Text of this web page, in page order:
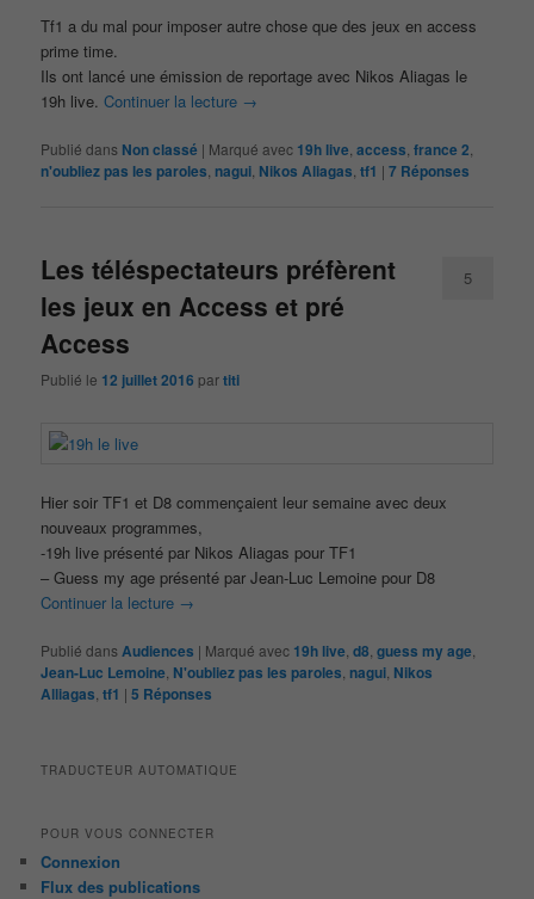
Tf1 a du mal pour imposer autre chose que des jeux en access
prime time.
Ils ont lancé une émission de reportage avec Nikos Aliagas le
19h live.Continuer la lecture →
Publié dans Non classé | Marqué avec 19h live ,access ,france 2
n'oubliez pas les paroles nagui Nikos Aliagas ,tf1 |7 Réponses
Les téléspectateurs préfèrent
les jeux en Access et pré
Access
Publié le 12 juillet 2016 partiti
5
Hier soir TF1 et D8 commençaient leur semaine avec deux
nouveaux programmes,
-19h live présenté par Nikos Aliagas pour TF1
– Guess my age présenté par Jean-Luc Lemoine pour D8
Continuer la lecture →
Publié dansAudiences | Marqué avec 19h live ,d8 ,guess my age
Jean-Luc Lemoine N'oubliez pas les paroles nagui Nikos
Alliagas ,tf1 |5 Réponses
TRADUCTEUR AUTOMATIQUE
POUR VOUS CONNECTER
Connexion
Flux des publications